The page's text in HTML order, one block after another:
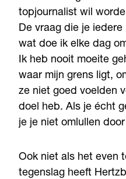
topjournalist wil
De vraag die je
wat doe ik elke dag
Ik heb nooit moeite
waar mijn grens ligt,
ze niet goed voelden
doel heb. Als je écht
je je niet omlullen
Ook niet als het even
tegenslag heeft